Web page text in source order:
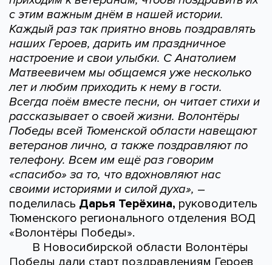
с этим важным днём в нашей истории.
Каждый раз так приятно вновь поздравлять
наших Героев, дарить им праздничное
настроение и свои улыбки. С Анатолием
Матвеевичем мы общаемся уже несколько
лет и любим приходить к нему в гости.
Всегда поём вместе песни, он читает стихи и
рассказывает о своей жизни. Волонтёры
Победы всей Тюменской области навещают
ветеранов лично, а также поздравляют по
телефону. Всем им ещё раз говорим
«спасибо» за то, что вдохновляют нас
своими историями и силой духа», –
поделилась Дарья Терёхина, руководитель
Тюменского регионального отделения ВОД
«Волонтёры Победы».
В Новосибирской области Волонтёры
Победы дали старт поздравлениям Героев